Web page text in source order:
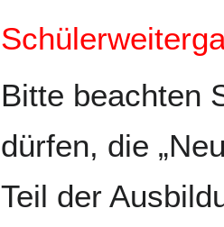
Bitte beachten
dürfen, die
Teil der